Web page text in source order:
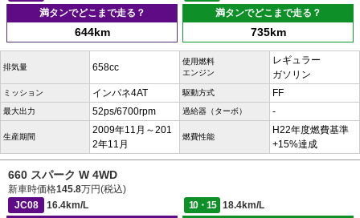
満タンでどこまで走る？
644km
満タンでどこまで走る？
735km
排気量 658cc
使用燃料
エンジン
レギュラー
ガソリン
ミッション インパネ4AT 駆動方式 FF
最大出力 52ps/6700rpm 過給器（ターボ） -
生産期間
2009年11月～201
2年11月
燃費性能
H22年度燃費基準
+15%達成
660 スパーク W 4WD
新車時価格145.8万円(税込)
JC08
16.4km/L 10・15
18.4km/L